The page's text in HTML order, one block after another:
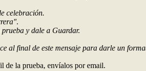
celebración.
y dale a Guardar.
al final de este mensaje para darle un
de la prueba, envíalos por email.